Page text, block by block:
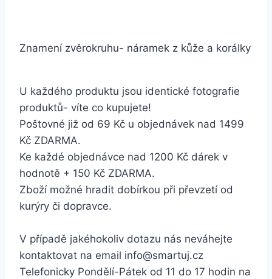
Znamení zvěrokruhu- náramek z kůže a korálky
U každého produktu jsou identické fotografie
produktů- víte co kupujete!
Poštovné již od 69 Kč u objednávek nad 1499
Kč ZDARMA.
Ke každé objednávce nad 1200 Kč dárek v
hodnotě + 150 Kč ZDARMA.
Zboží možné hradit dobírkou při převzetí od
kurýry či dopravce.
V případě jakéhokoliv dotazu nás neváhejte
kontaktovat na email info@smartuj.cz
Telefonicky Pondělí-Pátek od 11 do 17 hodin na